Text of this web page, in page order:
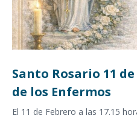
Santo Rosario 11
de los Enfermos
El 11 de Febrero a las 17.15